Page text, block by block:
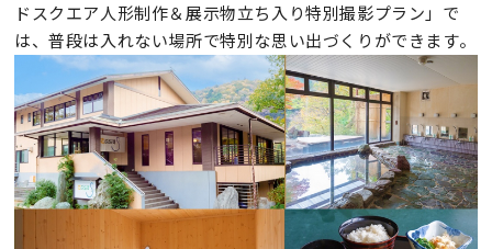
ドスクエア人形制作＆展示物立ち入り特別撮影プラン」で
は、普段は入れない場所で特別な思い出づくりができます。